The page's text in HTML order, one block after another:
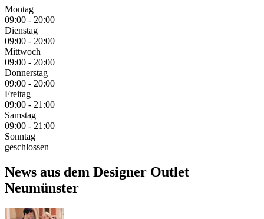
Montag
09:00 - 20:00
Dienstag
09:00 - 20:00
Mittwoch
09:00 - 20:00
Donnerstag
09:00 - 20:00
Freitag
09:00 - 21:00
Samstag
09:00 - 21:00
Sonntag
geschlossen
News aus dem Designer Outlet
Neumünster